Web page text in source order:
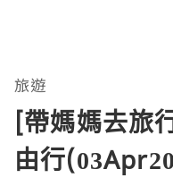
旅遊
[帶媽媽去旅
由行